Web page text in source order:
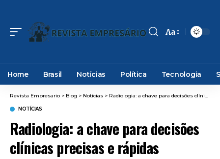
Font
Aa
Home Brasil Notícias Política Tecnologia
Revista Empresario > Blog > Notícias > Radiologia: a chave para decisões clínicas precisas e rápidas
NOTÍCIAS
Radiologia: a chave para decisões
clínicas precisas e rápidas